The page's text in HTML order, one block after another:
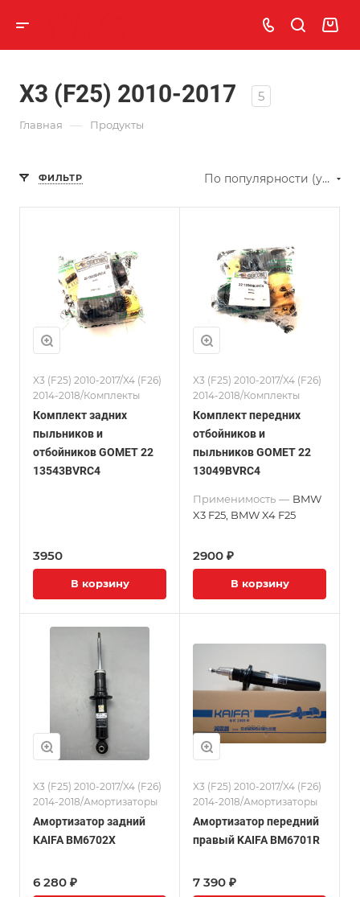
X3 (F25) 2010-2017 5
Главная — Продукты
ФИЛЬТР По популярности (убывание)
X3 (F25) 2010-2017/X4 (F26)
2014-2018/Комплекты
Комплект задних
пыльников и
отбойников GOMET 22
13543BVRC4
3950
В корзину
X3 (F25) 2010-2017/X4 (F26)
2014-2018/Комплекты
Комплект передних
отбойников и
пыльников GOMET 22
13049BVRC4
Применимость — BMW
X3 F25, BMW X4 F25
2900 ₽
В корзину
X3 (F25) 2010-2017/X4 (F26)
2014-2018/Амортизаторы
Амортизатор задний
KAIFA BM6702X
6 280 ₽
X3 (F25) 2010-2017/X4 (F26)
2014-2018/Амортизаторы
Амортизатор передний
правый KAIFA BM6701R
7 390 ₽